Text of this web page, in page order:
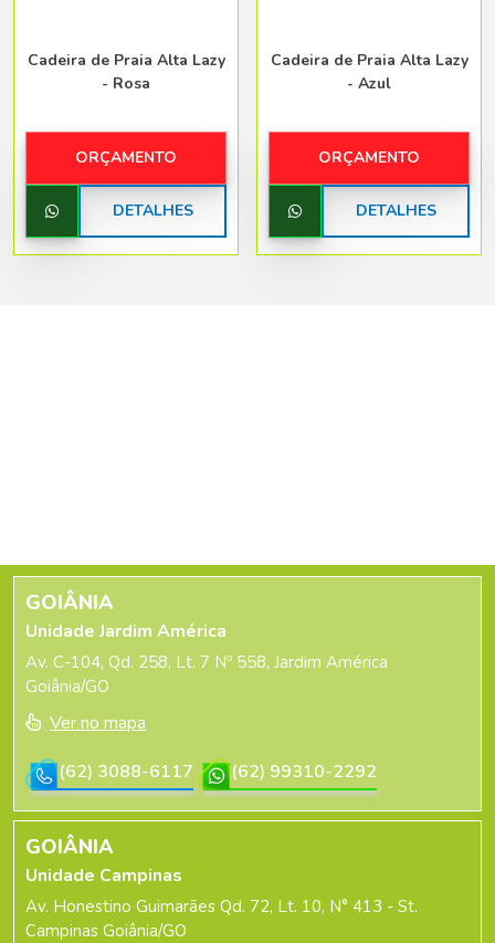
Cadeira de Praia Alta Lazy
- Rosa
ORÇAMENTO
DETALHES
Cadeira de Praia Alta Lazy
- Azul
ORÇAMENTO
DETALHES
GOIÂNIA
Unidade Jardim América
Av. C-104, Qd. 258, Lt. 7 Nº 558, Jardim América
Goiânia/GO
Ver no mapa
(62) 3088-6117
(62) 99310-2292
GOIÂNIA
Unidade Campinas
Av. Honestino Guimarães Qd. 72, Lt. 10, N° 413 - St.
Campinas Goiânia/GO